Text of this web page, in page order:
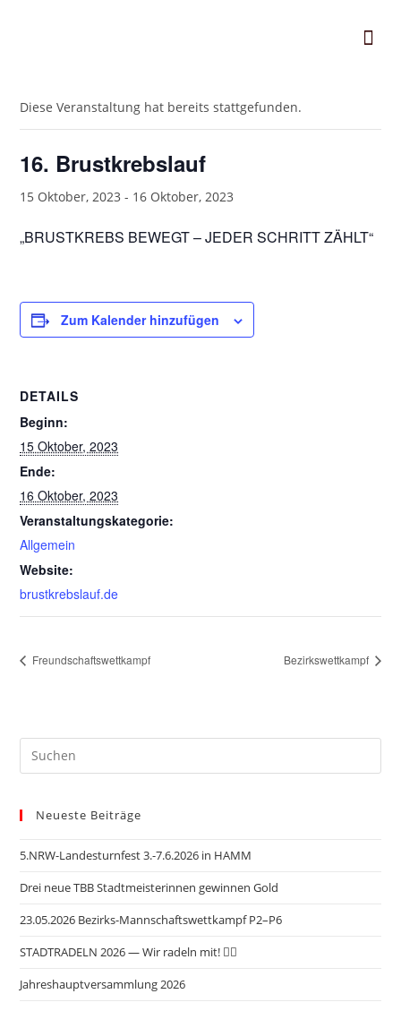
Diese Veranstaltung hat bereits stattgefunden.
16. Brustkrebslauf
15 Oktober, 2023 - 16 Oktober, 2023
„BRUSTKREBS BEWEGT – JEDER SCHRITT ZÄHLT“
Zum Kalender hinzufügen
DETAILS
Beginn:
15 Oktober, 2023
Ende:
16 Oktober, 2023
Veranstaltungskategorie:
Allgemein
Website:
brustkrebslauf.de
Freundschaftswettkampf Bezirkswettkampf
Neueste Beiträge
5.NRW-Landesturnfest 3.-7.6.2026 in HAMM
Drei neue TBB Stadtmeisterinnen gewinnen Gold
23.05.2026 Bezirks-Mannschaftswettkampf P2–P6
STADTRADELN 2026 — Wir radeln mit! 🚴‍♂️
Jahreshauptversammlung 2026